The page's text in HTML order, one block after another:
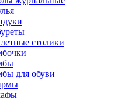
столики
для обуви